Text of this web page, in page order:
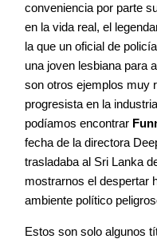
conveniencia por parte
en la vida real, el
la que un oficial de
una joven lesbiana para
son otros ejemplos muy
progresista en la
podíamos encontrar
fecha de la directora
trasladaba al Sri Lanka
mostrarnos el despertar
ambiente político
Estos son solo algunos